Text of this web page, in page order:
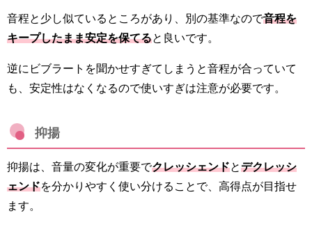
音程と少し似ているところがあり、別の基準なので音程を
キープしたまま安定を保てると良いです。
逆にビブラートを聞かせすぎてしまうと音程が合っていて
も、安定性はなくなるので使いすぎは注意が必要です。
抑揚
抑揚は、音量の変化が重要でクレッシェンドとデクレッシ
ェンドを分かりやすく使い分けることで、高得点が目指せ
ます。